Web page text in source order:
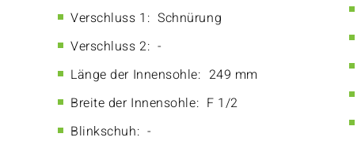
Verschluss 1: Schnürung
Verschluss 2: -
Länge der Innensohle: 249 mm
Breite der Innensohle: F 1/2
Blinkschuh: -